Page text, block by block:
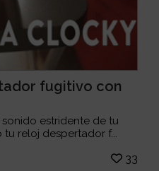
fugitivo con
estridente de tu
reloj despertador f...
33